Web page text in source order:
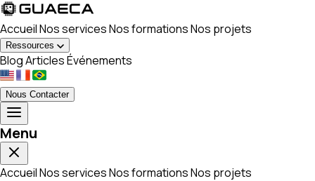
AccueilNos servicesNos formationsNos projets
Ressources
BlogArticlesÉvénements
Nous Contacter
Menu
AccueilNos servicesNos formationsNos projets